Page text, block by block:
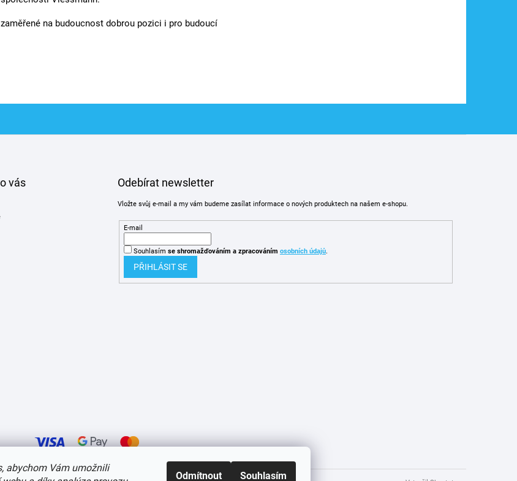
abychom Vám umožnili
Odmítnout Souhlasím
na budoucnost dobrou pozici i pro budoucí
vás Odebírat newsletter
Vložte svůj e-mail a my vám budeme zasílat informace o nových produktech na našem e-shopu.
E-mail
Souhlasím se shromažďováním a zpracováním osobních údajů.
PŘIHLÁSIT SE